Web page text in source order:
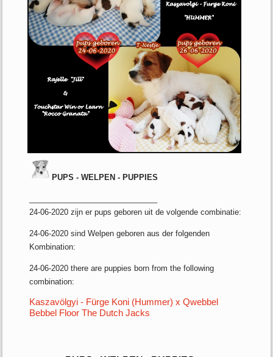
PUPS - WELPEN - PUPPIES
24-06-2020 zijn er pups geboren uit de volgende combinatie:
24-06-2020 sind Welpen geboren aus der folgenden
Kombination:
24-06-2020 there are puppies born from the following
combination:
Kaszavölgyi - Fürge Koni (Hummer) x Qwebbel
Bebbel Floor The Dutch Jacks